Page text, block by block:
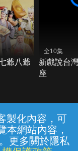
製化內容，可
本網站內容，
更多關於隱私
爺八爺
全10集
新戲說台
座
隱私權保護